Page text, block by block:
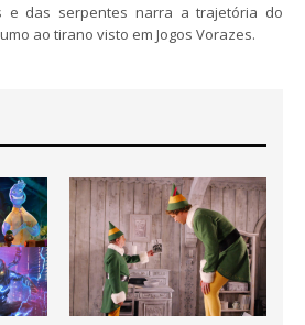
e das serpentes narra a trajetória do
ao tirano visto em Jogos Vorazes.